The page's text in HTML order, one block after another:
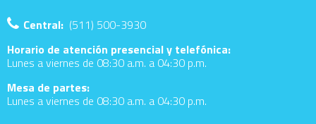
Central: (511) 500-3930
Horario de atención presencial y telefónica:
Lunes a viernes de 08:30 a.m. a 04:30 p.m.
Mesa de partes:
Lunes a viernes de 08:30 a.m. a 04:30 p.m.